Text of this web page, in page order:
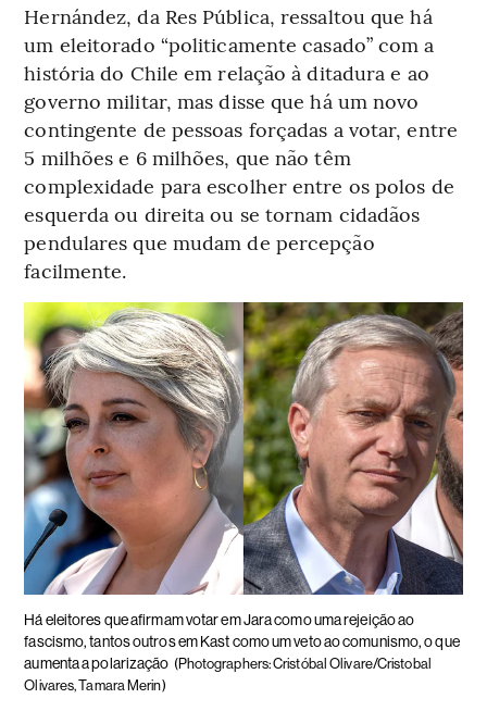
Hernández, da Res Pública, ressaltou que há
um eleitorado “politicamente casado” com a
história do Chile em relação à ditadura e ao
governo militar, mas disse que há um novo
contingente de pessoas forçadas a votar, entre
5 milhões e 6 milhões, que não têm
complexidade para escolher entre os polos de
esquerda ou direita ou se tornam cidadãos
pendulares que mudam de percepção
facilmente.
Há eleitores que afirmam votar em Jara como uma rejeição ao
fascismo, tantos outros em Kast como um veto ao comunismo, o que
aumenta a polarização (Photographers: Cristóbal Olivare/Cristobal
Olivares, Tamara Merin)